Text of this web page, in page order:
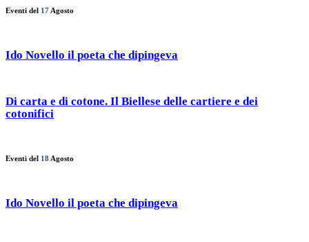
Eventi del 17 Agosto
Ido Novello il poeta che dipingeva
Di carta e di cotone. Il Biellese delle cartiere e dei
cotonifici
Eventi del 18 Agosto
Ido Novello il poeta che dipingeva